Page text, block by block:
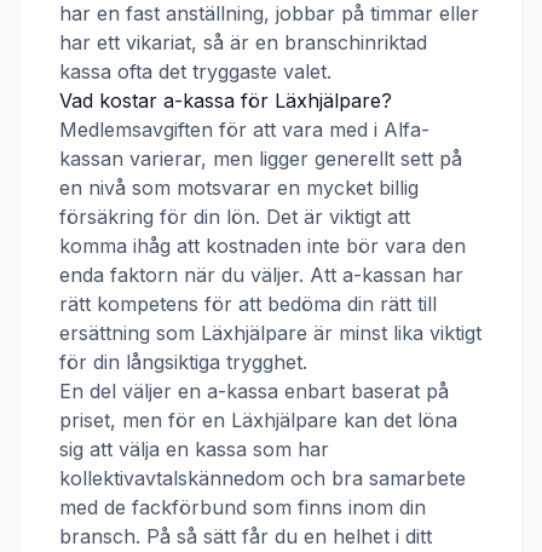
har en fast anställning, jobbar på timmar eller
har ett vikariat, så är en branschinriktad
kassa ofta det tryggaste valet.
Vad kostar a-kassa för Läxhjälpare?
Medlemsavgiften för att vara med i Alfa-
kassan varierar, men ligger generellt sett på
en nivå som motsvarar en mycket billig
försäkring för din lön. Det är viktigt att
komma ihåg att kostnaden inte bör vara den
enda faktorn när du väljer. Att a-kassan har
rätt kompetens för att bedöma din rätt till
ersättning som Läxhjälpare är minst lika viktigt
för din långsiktiga trygghet.
En del väljer en a-kassa enbart baserat på
priset, men för en Läxhjälpare kan det löna
sig att välja en kassa som har
kollektivavtalskännedom och bra samarbete
med de fackförbund som finns inom din
bransch. På så sätt får du en helhet i ditt